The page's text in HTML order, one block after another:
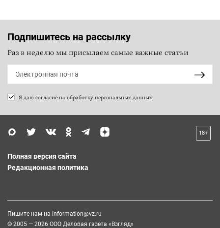
Подпишитесь на рассылку
Раз в неделю мы присылаем самые важные статьи
Я даю согласие на обработку персональных данных
18+
Полная версия сайта
Редакционная политика
Пишите нам на information@vz.ru
© 2005 — 2026 ООО Деловая газета «Взгляд»